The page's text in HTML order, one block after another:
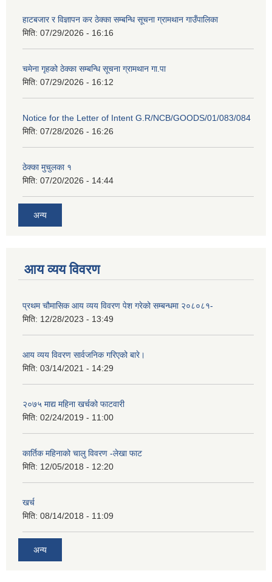
हाटबजार र विज्ञापन कर ठेक्का सम्बन्धि सूचना ग्रामथान गाउँपालिका
मिति: 07/29/2026 - 16:16
चमेना गृहको ठेक्का सम्बन्धि सूचना ग्रामथान गा.पा
मिति: 07/29/2026 - 16:12
Notice for the Letter of Intent G.R/NCB/GOODS/01/083/084
मिति: 07/28/2026 - 16:26
ठेक्का मुचुलका १
मिति: 07/20/2026 - 14:44
अन्य
आय व्यय विवरण
प्रथम चौमासिक आय व्यय विवरण पेश गरेको सम्बन्धमा २०८०८१-
मिति: 12/28/2023 - 13:49
आय व्यय विवरण सार्वजनिक गरिएको बारे।
मिति: 03/14/2021 - 14:29
२०७५ माद्य महिना खर्चको फाटवारी
मिति: 02/24/2019 - 11:00
कार्तिक महिनाको चालु विवरण -लेखा फाट
मिति: 12/05/2018 - 12:20
खर्च
मिति: 08/14/2018 - 11:09
अन्य